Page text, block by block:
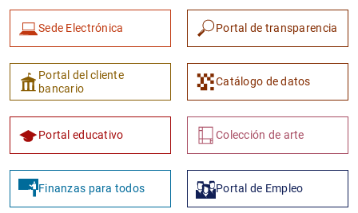
1 2
Sede Electrónica Portal de transparencia
Portal del cliente
bancario
Catálogo de datos
Portal educativo Colección de arte
Finanzas para todos Portal de Empleo